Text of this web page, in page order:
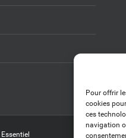
Pour offrir
cookies
ces
navigation
Essentiel